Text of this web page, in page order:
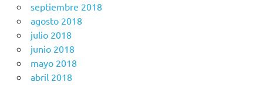
septiembre 2018
agosto 2018
julio 2018
junio 2018
mayo 2018
abril 2018